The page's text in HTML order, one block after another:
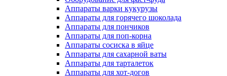
Аппараты варки кукурузы
Аппараты для горячего шоколада
Аппараты для пончиков
Аппараты для поп-корна
Аппараты сосиска в яйце
Аппараты для сахарной ваты
Аппараты для тарталеток
Аппараты для хот-догов